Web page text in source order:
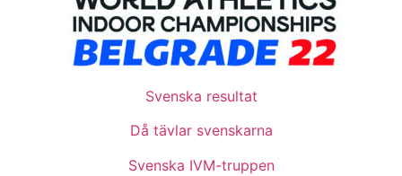
Svenska resultat
Då tävlar svenskarna
Svenska IVM-truppen